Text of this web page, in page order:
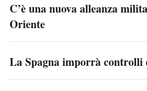
C’è una nuova alleanza
Oriente
La Spagna imporrà